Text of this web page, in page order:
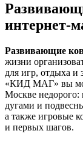
Развивающие
жизни
для игр, отдыха и
«КИД МАГ» вы
Москве недорого:
дугами и
а также игровые
и первых шагов.